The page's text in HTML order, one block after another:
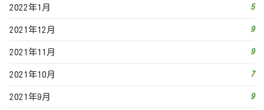
2022年1月 5
2021年12月 9
2021年11月 9
2021年10月 7
2021年9月 9